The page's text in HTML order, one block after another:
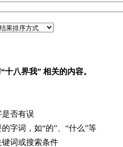
十八界我” 相关的内容。
是否有误
字词，如“的”、“什么”等
键词或搜索条件